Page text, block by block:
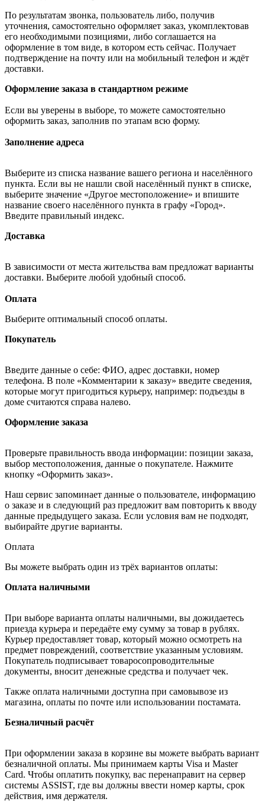
По результатам звонка, пользователь либо, получив
уточнения, самостоятельно оформляет заказ, укомплектовав
его необходимыми позициями, либо соглашается на
оформление в том виде, в котором есть сейчас. Получает
подтверждение на почту или на мобильный телефон и ждёт
доставки.
Оформление заказа в стандартном режиме
Если вы уверены в выборе, то можете самостоятельно
оформить заказ, заполнив по этапам всю форму.
Заполнение адреса
Выберите из списка название вашего региона и населённого
пункта. Если вы не нашли свой населённый пункт в списке,
выберите значение «Другое местоположение» и впишите
название своего населённого пункта в графу «Город».
Введите правильный индекс.
Доставка
В зависимости от места жительства вам предложат варианты
доставки. Выберите любой удобный способ.
Оплата
Выберите оптимальный способ оплаты.
Покупатель
Введите данные о себе: ФИО, адрес доставки, номер
телефона. В поле «Комментарии к заказу» введите сведения,
которые могут пригодиться курьеру, например: подъезды в
доме считаются справа налево.
Оформление заказа
Проверьте правильность ввода информации: позиции заказа,
выбор местоположения, данные о покупателе. Нажмите
кнопку «Оформить заказ».
Наш сервис запоминает данные о пользователе, информацию
о заказе и в следующий раз предложит вам повторить к вводу
данные предыдущего заказа. Если условия вам не подходят,
выбирайте другие варианты.
Оплата
Вы можете выбрать один из трёх вариантов оплаты:
Оплата наличными
При выборе варианта оплаты наличными, вы дожидаетесь
приезда курьера и передаёте ему сумму за товар в рублях.
Курьер предоставляет товар, который можно осмотреть на
предмет повреждений, соответствие указанным условиям.
Покупатель подписывает товаросопроводительные
документы, вносит денежные средства и получает чек.
Также оплата наличными доступна при самовывозе из
магазина, оплаты по почте или использовании постамата.
Безналичный расчёт
При оформлении заказа в корзине вы можете выбрать вариант
безналичной оплаты. Мы принимаем карты Visa и Master
Card. Чтобы оплатить покупку, вас перенаправит на сервер
системы ASSIST, где вы должны ввести номер карты, срок
действия, имя держателя.